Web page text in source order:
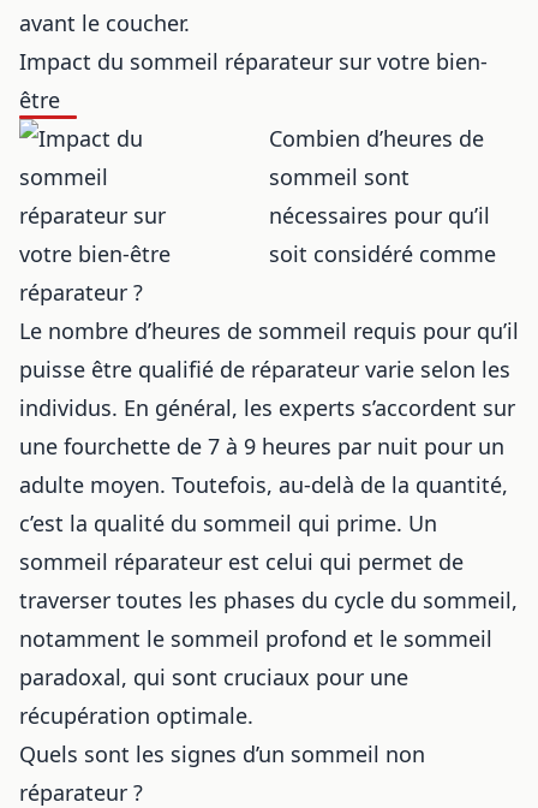
avant le coucher.
Impact du sommeil réparateur sur votre bien-
être
Combien d’heures de
sommeil sont
nécessaires pour qu’il
soit considéré comme
réparateur ?
Le nombre d’heures de sommeil requis pour qu’il
puisse être qualifié de réparateur varie selon les
individus. En général, les experts s’accordent sur
une fourchette de 7 à 9 heures par nuit pour un
adulte moyen. Toutefois, au-delà de la quantité,
c’est la qualité du sommeil qui prime. Un
sommeil réparateur est celui qui permet de
traverser toutes les phases du cycle du sommeil,
notamment le sommeil profond et le sommeil
paradoxal, qui sont cruciaux pour une
récupération optimale.
Quels sont les signes d’un sommeil non
réparateur ?